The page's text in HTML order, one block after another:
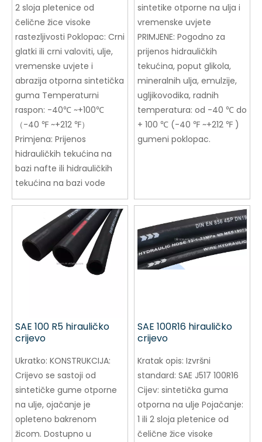
2 sloja pletenice od
čelične žice visoke
rastezljivosti Poklopac: Crni
glatki ili crni valoviti, ulje,
vremenske uvjete i
abrazija otporna sintetička
guma Temperaturni
raspon: -40℃ ~+100℃
（-40 ℉ ~+212 ℉）
Primjena: Prijenos
hidrauličkih tekućina na
bazi nafte ili hidrauličkih
tekućina na bazi vode
sintetike otporne na ulja i
vremenske uvjete
PRIMJENE: Pogodno za
prijenos hidrauličkih
tekućina, poput glikola,
mineralnih ulja, emulzije,
ugljikovodika, radnih
temperatura: od -40 ℃ do
+ 100 ℃ (-40 ℉ ~+212 ℉ )
gumeni poklopac.
SAE 100 R5 hirauličko
crijevo
Ukratko: KONSTRUKCIJA:
Crijevo se sastoji od
sintetičke gume otporne
na ulje, ojačanje je
opleteno bakrenom
žicom. Dostupno u
SAE 100R16 hirauličko
crijevo
Kratak opis: Izvršni
standard: SAE J517 100R16
Cijev: sintetička guma
otporna na ulje Pojačanje:
1 ili 2 sloja pletenice od
čelične žice visoke